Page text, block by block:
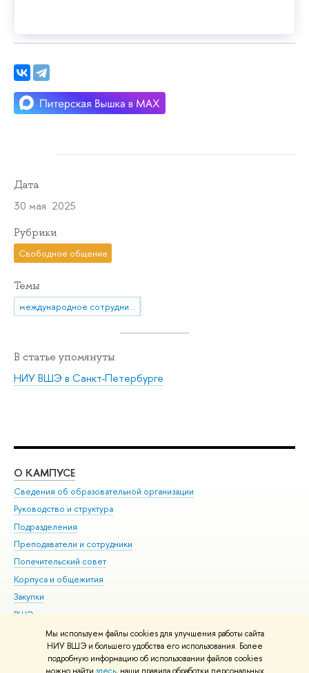
Мы используем файлы cookies для улучшения работы сайта
НИУ ВШЭ и большего удобства его использования. Более
подробную информацию об использовании файлов cookies
Дата
30 мая 2025
Рубрики
Свободное общение
Темы
международное сотрудничество
В статье упомянуты
НИУ ВШЭ в Санкт-Петербурге
О КАМПУСЕ
Сведения об образовательной организации
Руководство и структура
Подразделения
Преподаватели и сотрудники
Попечительский совет
Корпуса и общежития
Закупки
ВШЭ для студентов с ограниченными возможностями
здоровья и инвалидностью
Версия для слабовидящих
Единая платежная страница